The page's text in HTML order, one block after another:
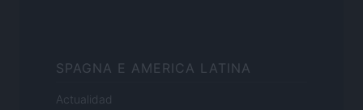
SPAGNA E AMERICA LATINA
Actualidad